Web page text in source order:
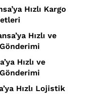
Hızlı Kargo
Hızlı ve
Hızlı ve
Hızlı Lojistik